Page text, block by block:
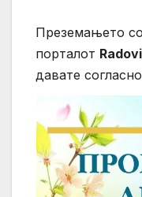
Преземањето
порталот
давате